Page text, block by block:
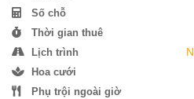
Số chỗ
Thời gian thuê
Lịch trình
Hoa cưới
Phụ trội ngoài giờ